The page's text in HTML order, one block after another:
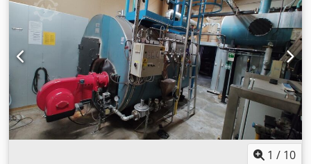
1 / 10